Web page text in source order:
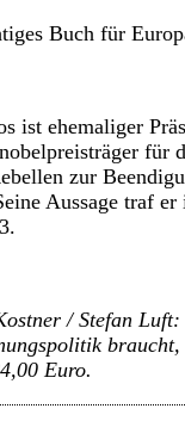
Buch für
ist ehemaliger
für
zur
Aussage traf
/ Stefan
Euro.